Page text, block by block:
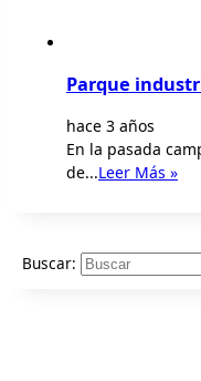
Parque
hace 3 años
En la pasada
de...Leer Más »
Buscar: